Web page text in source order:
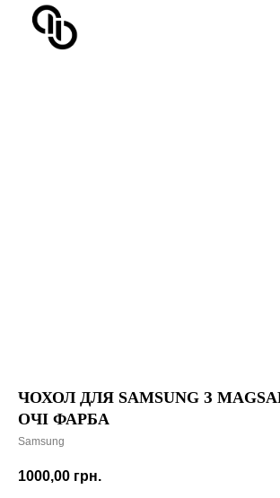
ЧОХОЛ ДЛЯ SAMSUNG З
ОЧІ ФАРБА
Samsung
1000,00 грн.